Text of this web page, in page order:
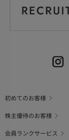
初めてのお客様
株主優待のお客様
会員ランクサービス